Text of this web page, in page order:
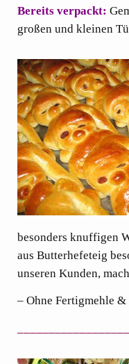
Bereits verpackt:
großen und kleinen
besonders knuffigen
aus Butterhefeteig
unseren Kunden,
– Ohne Fertigmehle